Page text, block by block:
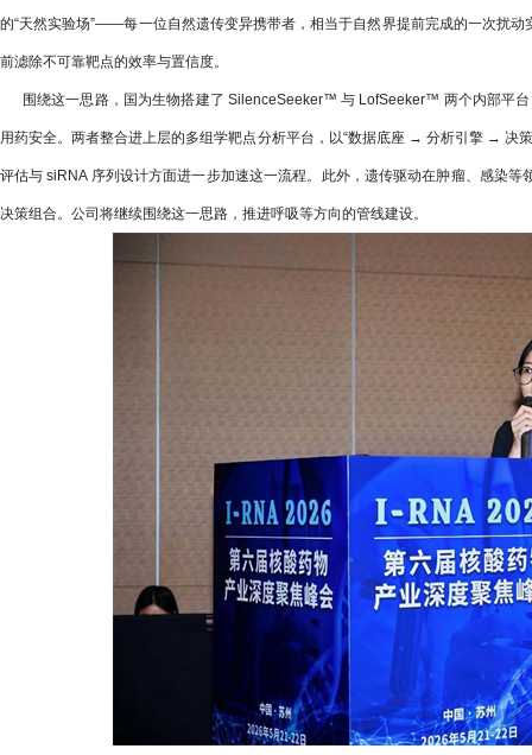
的“天然实验场”——每一位自然遗传变异携带者，相当于自然界提前完成的一次扰
前滤除不可靠靶点的效率与置信度。
围绕这一思路，国为生物搭建了 SilenceSeeker™ 与 LofSeeker™ 两个内部平台
用药安全。两者整合进上层的多组学靶点分析平台，以“数据底座 → 分析引擎 → 决
评估与 siRNA 序列设计方面进一步加速这一流程。此外，遗传驱动在肿瘤、感染
决策组合。公司将继续围绕这一思路，推进呼吸等方向的管线建设。